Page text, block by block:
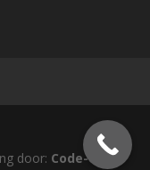
door: Code-Up